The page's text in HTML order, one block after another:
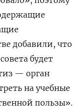
добавили, что
будет
— орган
на учебные
пользы».